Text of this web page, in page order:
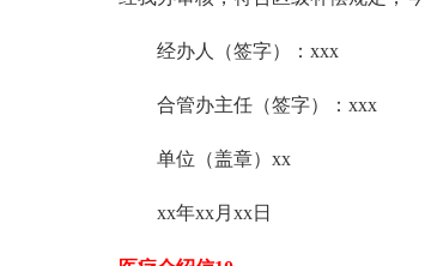
经办人（签字）：xxx
合管办主任（签字）：xxx
单位（盖章）xx
xx年xx月xx日